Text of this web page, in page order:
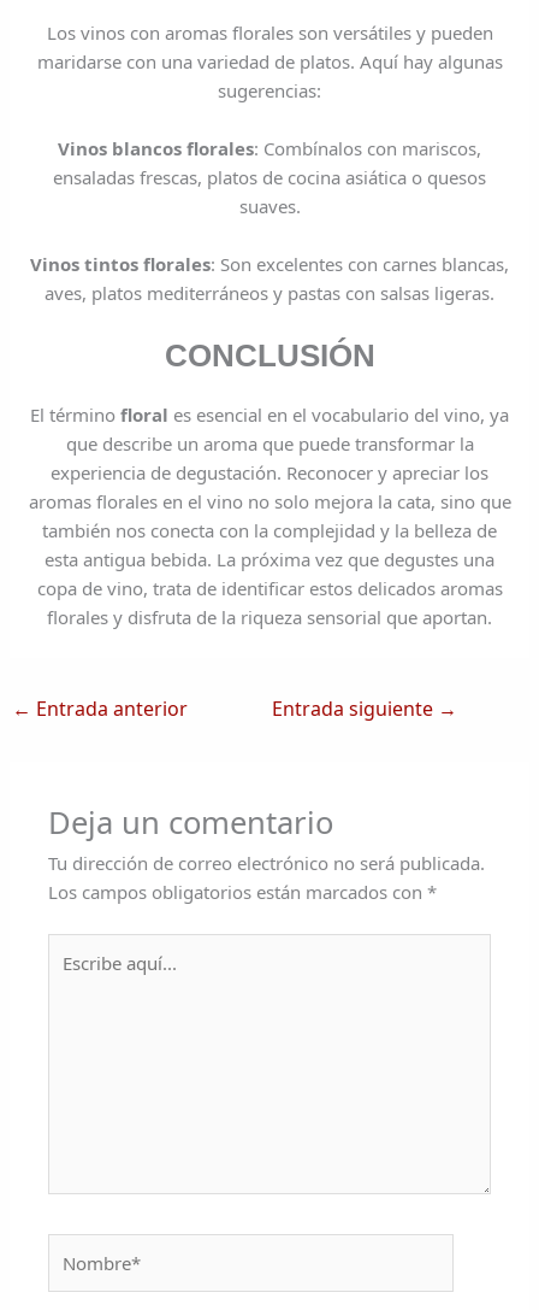
Los vinos con aromas florales son versátiles y pueden
maridarse con una variedad de platos. Aquí hay algunas
sugerencias:
Vinos blancos florales: Combínalos con mariscos,
ensaladas frescas, platos de cocina asiática o quesos
suaves.
Vinos tintos florales: Son excelentes con carnes blancas,
aves, platos mediterráneos y pastas con salsas ligeras.
CONCLUSIÓN
El término floral es esencial en el vocabulario del vino, ya
que describe un aroma que puede transformar la
experiencia de degustación. Reconocer y apreciar los
aromas florales en el vino no solo mejora la cata, sino que
también nos conecta con la complejidad y la belleza de
esta antigua bebida. La próxima vez que degustes una
copa de vino, trata de identificar estos delicados aromas
florales y disfruta de la riqueza sensorial que aportan.
← Entrada anterior Entrada siguiente →
Deja un comentario
Tu dirección de correo electrónico no será publicada.
Los campos obligatorios están marcados con*
aquí...